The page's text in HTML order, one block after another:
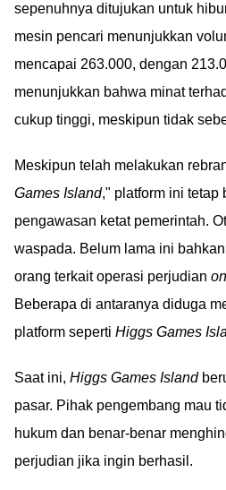
sepenuhnya ditujukan untuk
mesin pencari menunjukkan
mencapai 263.000, dengan
menunjukkan bahwa minat
cukup tinggi, meskipun tidak
Meskipun telah melakukan
Games Island," platform ini tetap
pengawasan ketat pemerintah.
waspada. Belum lama ini
orang terkait operasi perjudian
Beberapa di antaranya diduga
platform seperti Higgs Games
Saat ini, Higgs Games Island
pasar. Pihak pengembang mau
hukum dan benar-benar
perjudian jika ingin berhasil.